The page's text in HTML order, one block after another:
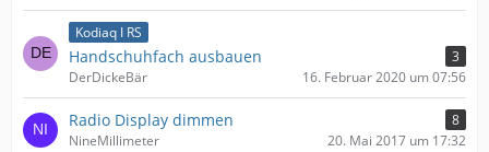
Kodiaq I RS
Handschuhfach ausbauen
3
DerDickeBär
16. Februar 2020 um 07:56
Radio Display dimmen
8
NineMillimeter
20. Mai 2017 um 17:32